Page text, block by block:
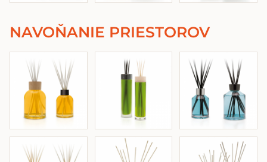
NAVOŇANIE PRIESTOROV